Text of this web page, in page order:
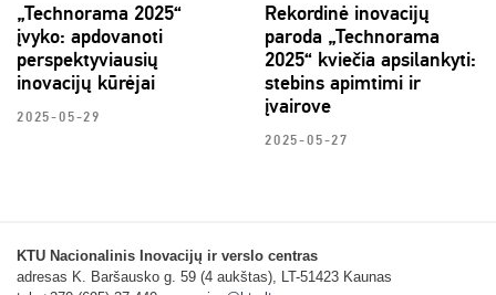
„Technorama 2025“
įvyko: apdovanoti
perspektyviausių
inovacijų kūrėjai
2025-05-29
Rekordinė inovacijų
paroda „Technorama
2025“ kviečia apsilankyti:
stebins apimtimi ir
įvairove
2025-05-27
KTU Nacionalinis Inovacijų ir verslo centras
adresas K. Baršausko g. 59 (4 aukštas), LT-51423 Kaunas